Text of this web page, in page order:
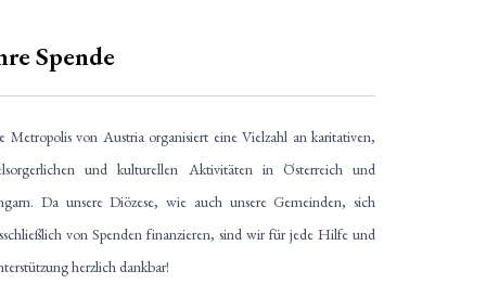
Spende
Metropolis von Austria organisiert eine Vielzahl an karitativen,
und kulturellen Aktivitäten in Österreich und
Da unsere Diözese, wie auch unsere Gemeinden, sich
von Spenden finanzieren, sind wir für jede Hilfe und
herzlich dankbar!